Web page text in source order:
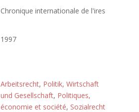
Chronique internationale de l'ires
1997
Arbeitsrecht, Politik, Wirtschaft
und Gesellschaft, Politiques,
économie et société, Sozialrecht